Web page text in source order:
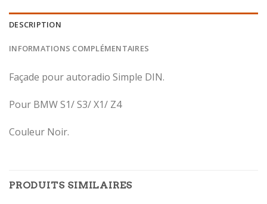
DESCRIPTION
INFORMATIONS COMPLÉMENTAIRES
Façade pour autoradio Simple DIN.
Pour BMW S1/ S3/ X1/ Z4
Couleur Noir.
PRODUITS SIMILAIRES